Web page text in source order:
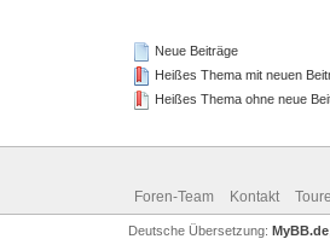
Neue Beiträge
Heißes Thema mit neuen
Heißes Thema ohne neue
Foren-Team Kontakt
Deutsche Übersetzung: MyBB.de